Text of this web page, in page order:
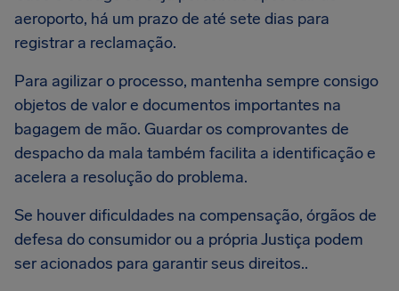
aeroporto, há um prazo de até sete dias para
registrar a reclamação.
Para agilizar o processo, mantenha sempre consigo
objetos de valor e documentos importantes na
bagagem de mão. Guardar os comprovantes de
despacho da mala também facilita a identificação e
acelera a resolução do problema.
Se houver dificuldades na compensação, órgãos de
defesa do consumidor ou a própria Justiça podem
ser acionados para garantir seus direitos..